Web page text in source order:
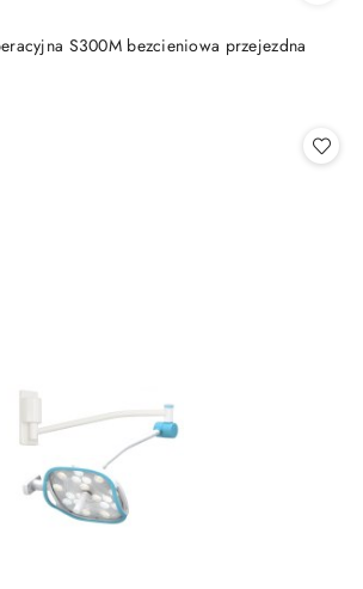
S300M bezcieniowa przejezdna